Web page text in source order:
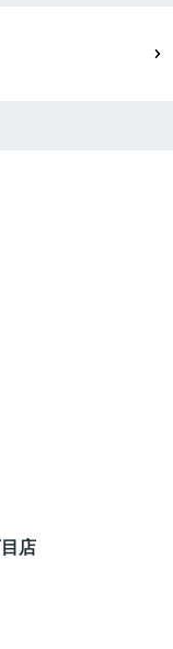
店